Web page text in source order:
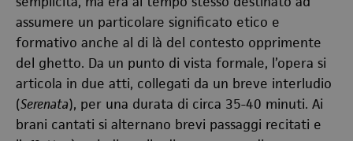
assumere un particolare significato etico e
formativo anche al di là del contesto opprimente
del ghetto. Da un punto di vista formale, l’opera si
articola in due atti, collegati da un breve interludio
(Serenata), per una durata di circa 35-40 minuti. Ai
brani cantati si alternano brevi passaggi recitati e